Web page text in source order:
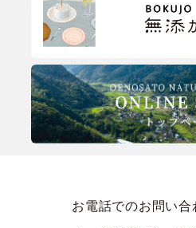
お電話でのお問い合